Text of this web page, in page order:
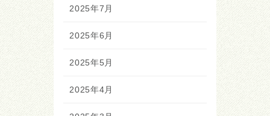
2025年7月
2025年6月
2025年5月
2025年4月